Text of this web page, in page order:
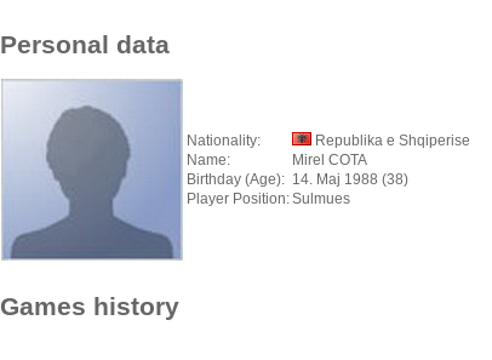
Personal data
Nationality:
Republika e Shqiperise
Name:
Mirel COTA
Birthday (Age): 14. Maj 1988 (38)
Player Position:Sulmues
Games history